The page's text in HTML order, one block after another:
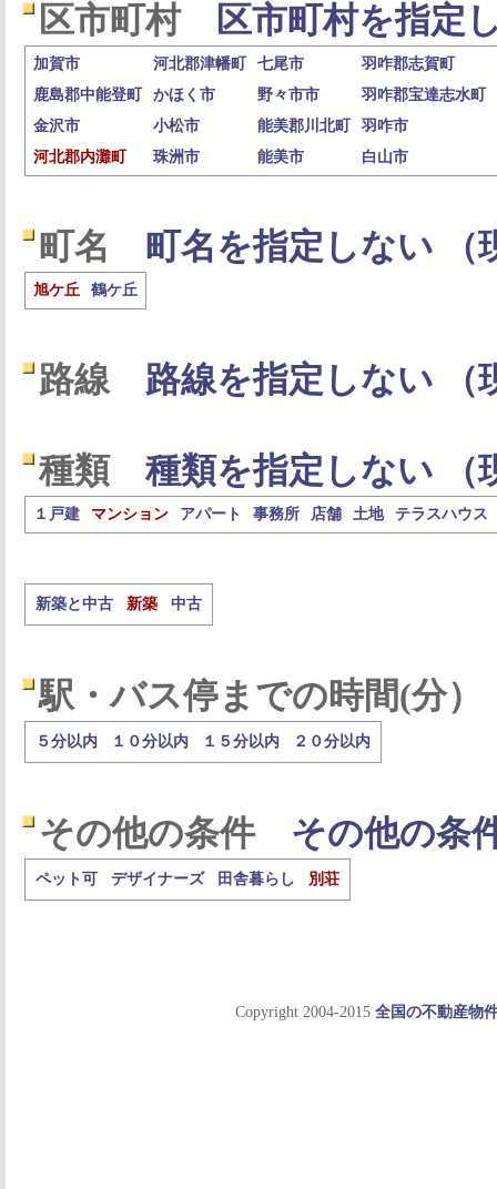
区市町村
区市町村を指定
加賀市 河北郡津幡町 七尾市
羽咋郡志賀町
鹿島郡中能登町
かほく市 野々市市
羽咋郡宝達志水町
金沢市
小松市 能美郡川北町
羽咋市
河北郡内灘町
珠洲市 能美市 白山市
町名 町名を指定しない （
旭ケ丘 鶴ケ丘
路線 路線を指定しない （
種類 種類を指定しない （
１戸建 マンション アパート 事務所 店舗 土地 テラスハウス
新築と中古 新築 中古
駅・バス停までの時間(分）
５分以内 １０分以内 １５分以内 ２０分以内
その他の条件 その他の条
ペット可 デザイナーズ 田舎暮らし 別荘
Copyright 2004-2015 全国の不動産物